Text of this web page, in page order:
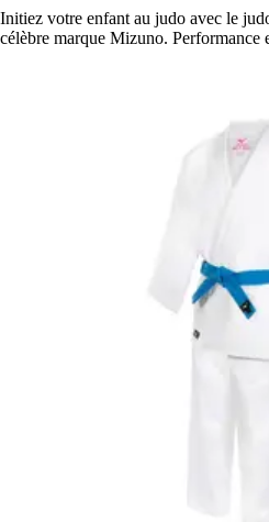
Initiez votre enfant au judo avec le
célèbre marque Mizuno. Performance